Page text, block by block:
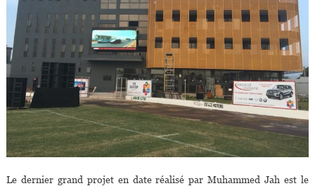
Le dernier grand projet en date réalisé par Muhammed Jah est le